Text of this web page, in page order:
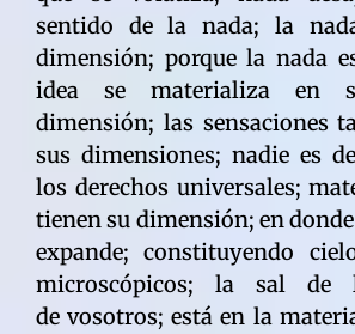
sentido de la nada; la
dimensión; porque la nada
idea se materializa en
dimensión; las sensaciones
sus dimensiones; nadie es
los derechos universales;
tienen su dimensión; en
expande; constituyendo
microscópicos; la sal de
de vosotros; está en la